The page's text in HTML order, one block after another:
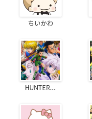
ちいかわ
HUNTER...